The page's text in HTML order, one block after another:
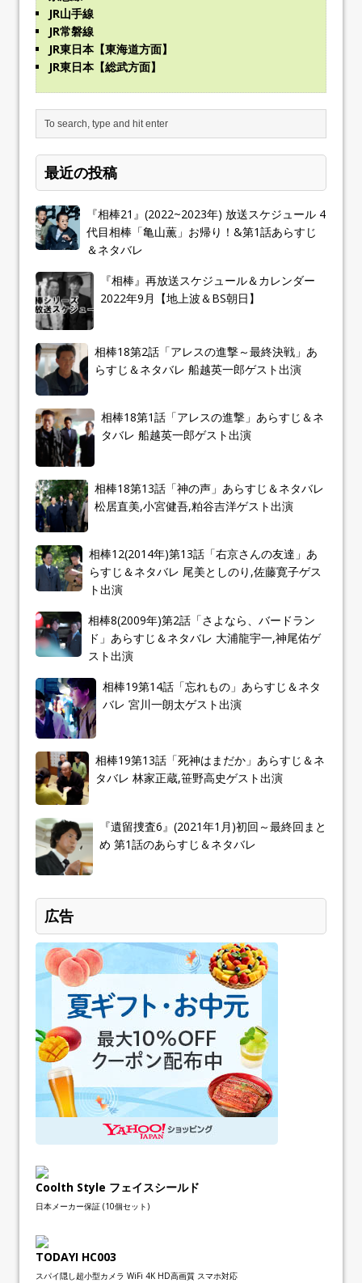
JR山手線
JR常磐線
JR東日本【東海道方面】
JR東日本【総武方面】
最近の投稿
『相棒21』(2022~2023年) 放送スケジュール 4
代目相棒「亀山薫」お帰り！&第1話あらすじ
＆ネタバレ
『相棒』再放送スケジュール＆カレンダー
2022年9月【地上波＆BS朝日】
相棒18第2話「アレスの進撃～最終決戦」あ
らすじ＆ネタバレ 船越英一郎ゲスト出演
相棒18第1話「アレスの進撃」あらすじ＆ネ
タバレ 船越英一郎ゲスト出演
相棒18第13話「神の声」あらすじ＆ネタバレ
松居直美,小宮健吾,粕谷吉洋ゲスト出演
相棒12(2014年)第13話「右京さんの友達」あ
らすじ＆ネタバレ 尾美としのり,佐藤寛子ゲス
ト出演
相棒8(2009年)第2話「さよなら、バードラン
ド」あらすじ＆ネタバレ 大浦龍宇一,神尾佑ゲ
スト出演
相棒19第14話「忘れもの」あらすじ＆ネタ
バレ 宮川一朗太ゲスト出演
相棒19第13話「死神はまだか」あらすじ＆ネ
タバレ 林家正蔵,笹野高史ゲスト出演
『遺留捜査6』(2021年1月)初回～最終回まと
め 第1話のあらすじ＆ネタバレ
広告
Coolth Style フェイスシールド
日本メーカー保証 (10個セット)
TODAYI HC003
スパイ隠し超小型カメラ WiFi 4K HD高画質 スマホ対応